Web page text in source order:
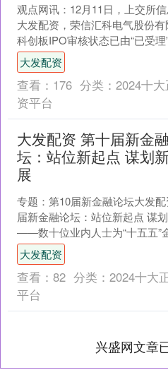
观点网讯：12月11日，上交所
大发配资，荣信汇科电气股份有
科创板IPO审核状态已由“已受理
为“已问询”。 免责声明：本文内
由观点根据....
大发配资
查看： 176 分类： 2024十
资平台
大发配资 第十届新金
坛：站位新起点 谋划
展
专题：第10届新金融论坛大发
届新金融论坛：站位新起点 谋
——数十位业内人士为“十五五”
质量发展建言献策 11月28日，由
库主办、....
大发配资
查看： 82 分类： 2024十大
平台
兴盛网文章